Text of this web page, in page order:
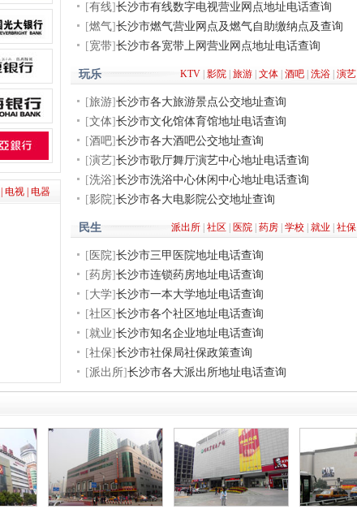
电视 | 电器
[有线]长沙市有线数字电视营业网点地址电话查询
[燃气]长沙市燃气营业网点及燃气自助缴纳点及查询
[宽带]长沙市各宽带上网营业网点地址电话查询
KTV 影院 旅游 文体 酒吧 洗浴 演艺
玩乐
[旅游]长沙市各大旅游景点公交地址查询
[文体]长沙市文化馆体育馆地址电话查询
[酒吧]长沙市各大酒吧公交地址查询
[演艺]长沙市歌厅舞厅演艺中心地址电话查询
[洗浴]长沙市洗浴中心休闲中心地址电话查询
[影院]长沙市各大电影院公交地址查询
派出所 社区 医院 药房 学校 就业 社保
民生
[ 医院]长沙市三甲医院地址电话查询
[药房]长沙市连锁药房地址电话查询
[大学]长沙市一本大学地址电话查询
[社区]长沙市各个社区地址电话查询
[就业]长沙市知名企业地址电话查询
[社保]长沙市社保局社保政策查询
[派出所]长沙市各大派出所地址电话查询